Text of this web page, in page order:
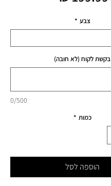
צבע *
בקשת לקוח (לא חובה)
0/500
כמות *
הוספה לסל